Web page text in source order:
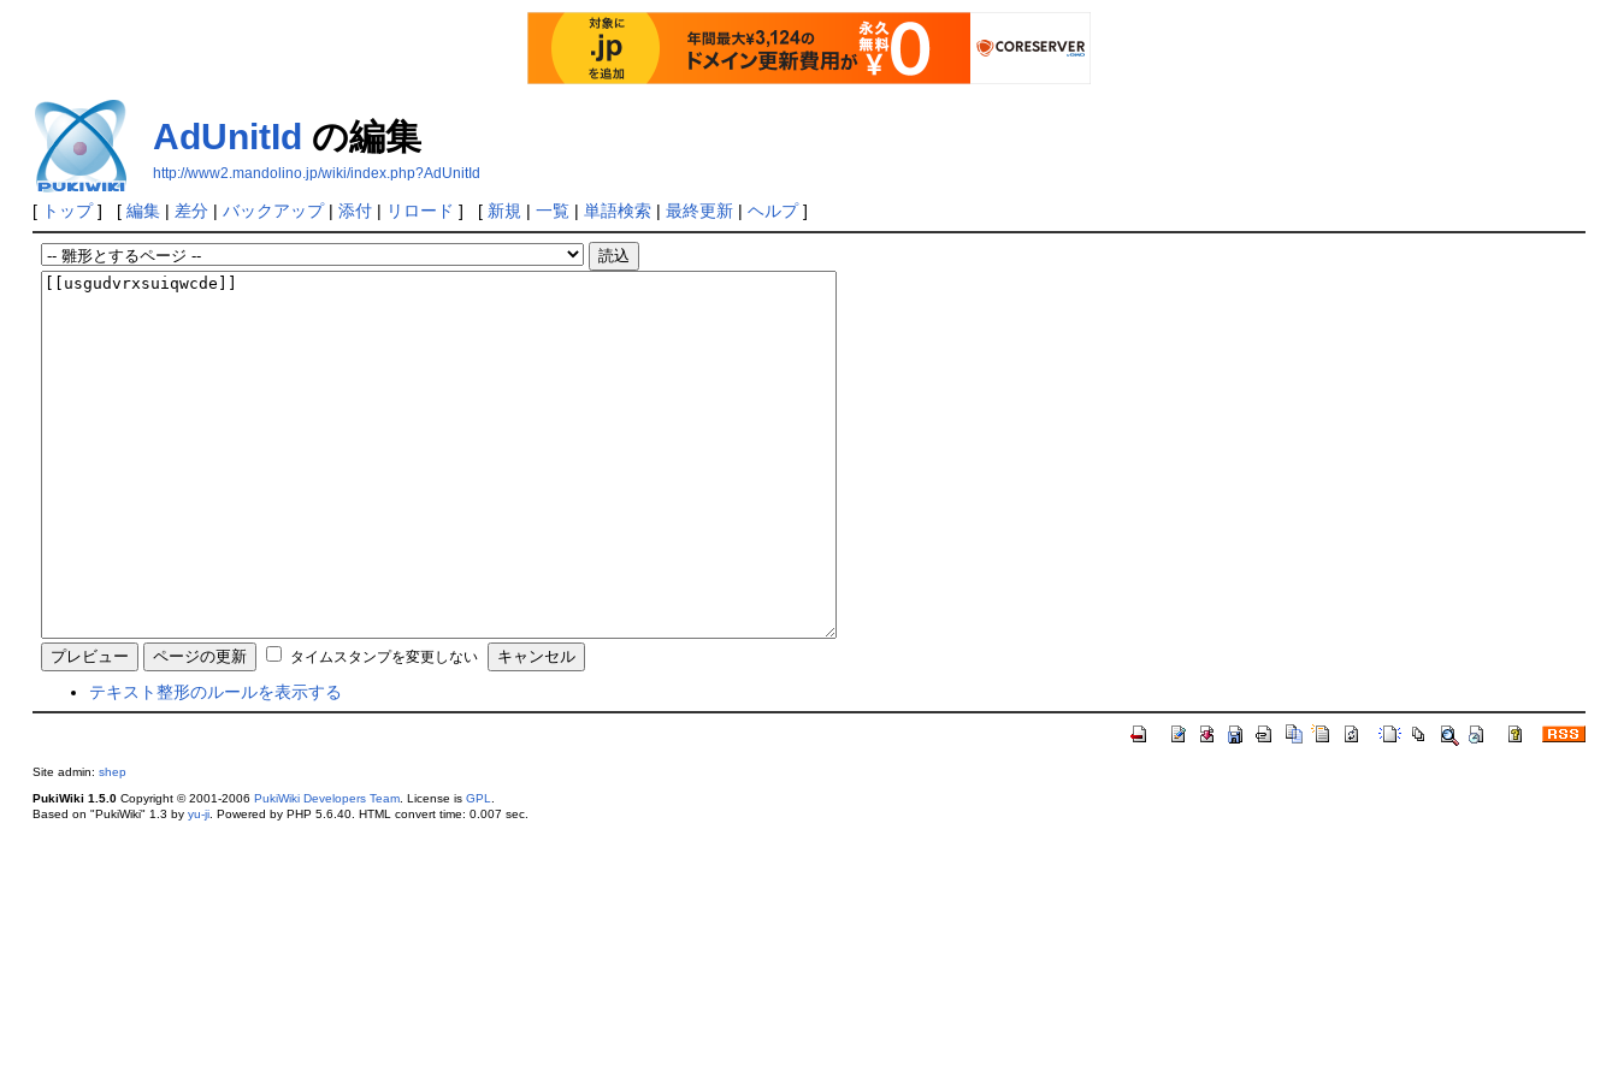
AdUnitId の編集
http://www2.mandolino.jp/wiki/index.php?AdUnitId
[ トップ] [ 編集| 差分| バックアップ| 添付| リロード ] [ 新規 | 一覧| 単語検索| 最終更新| ヘルプ]
タイムスタンプを変更しない
テキスト整形のルールを表示する
Site admin: shep
PukiWiki 1.5.0Copyright © 2001-2006 PukiWiki Developers Team. License is GPL
Based on "PukiWiki" 1.3 by yu-ji. Powered by PHP 5.6.40. HTML convert time: 0.007 sec.